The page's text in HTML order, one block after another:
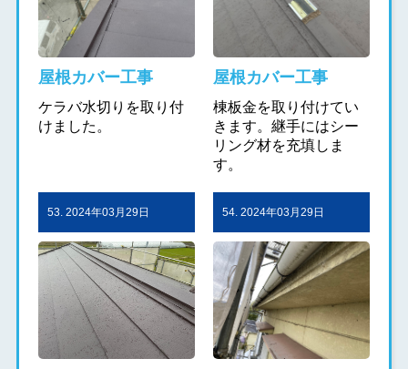
屋根カバー工事
ケラバ水切りを取り付
けました。
屋根カバー工事
棟板金を取り付けてい
きます。継手にはシー
リング材を充填しま
す。
53. 2024年03月29日 54. 2024年03月29日